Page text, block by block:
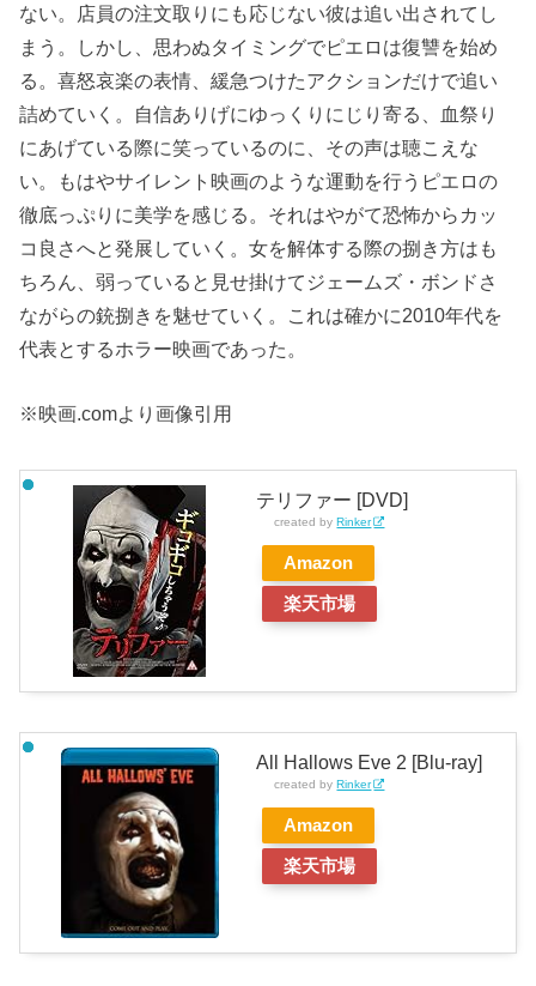
ない。店員の注文取りにも応じない彼は追い出されてし
まう。しかし、思わぬタイミングでピエロは復讐を始め
る。喜怒哀楽の表情、緩急つけたアクションだけで追い
詰めていく。自信ありげにゆっくりにじり寄る、血祭り
にあげている際に笑っているのに、その声は聴こえな
い。もはやサイレント映画のような運動を行うピエロの
徹底っぷりに美学を感じる。それはやがて恐怖からカッ
コ良さへと発展していく。女を解体する際の捌き方はも
ちろん、弱っていると見せ掛けてジェームズ・ボンドさ
ながらの銃捌きを魅せていく。これは確かに2010年代を
代表とするホラー映画であった。
※映画.comより画像引用
テリファー [DVD]
created byRinker
Amazon
楽天市場
All Hallows Eve 2 [Blu-ray]
created byRinker
Amazon
楽天市場